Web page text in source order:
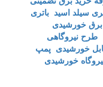
سیلد اسید باتری
برق خورشیدی
طرح نیروگاهی
خورشیدی پمپ
خورشیدی